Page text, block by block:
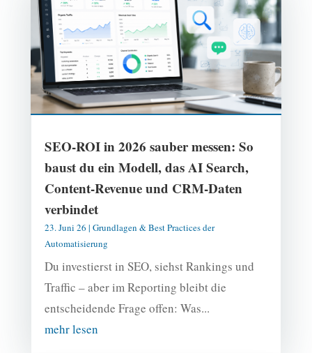
SEO-ROI in 2026 sauber messen: So
baust du ein Modell, das AI Search,
Content-Revenue und CRM-Daten
verbindet
23. Juni 26 | Grundlagen & Best Practices der
Automatisierung
Du investierst in SEO, siehst Rankings und
Traffic – aber im Reporting bleibt die
entscheidende Frage offen: Was...
mehr lesen